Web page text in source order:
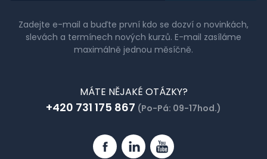
Zadejte e-mail a buďte první kdo se dozví o novinkách,
slevách a termínech nových kurzů. E-mail zasíláme
maximálně jednou měsíčně.
MÁTE NĚJAKÉ OTÁZKY?
+420 731 175 867 (Po-Pá: 09-17hod.)
FacebookLinkedinYouTube